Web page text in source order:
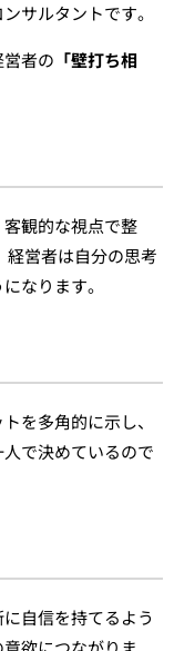
サルタントです。
者の 「壁打ち相
観的な視点で整
経営者は自分の思考
なります。
を多角的に示し、
で決めているので
自信を持てるよう